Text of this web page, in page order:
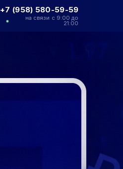
+7 (958) 580-59-59
на связи с 9:00 до
21:00